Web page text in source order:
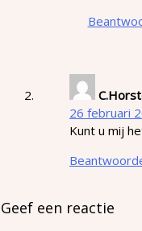
26 februari
Kunt u mij
Geef een reactie